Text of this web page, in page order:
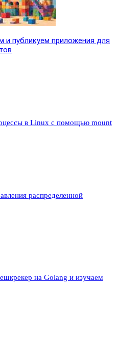
и публикуем приложения для
в Linux c помощью mount
распределенной
на Golang и изучаем